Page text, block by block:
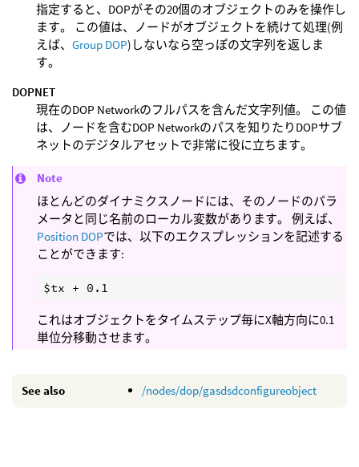
指定すると、DOPがその20個のオブジェクトのみを操作し
ます。 この値は、ノードがオブジェクトを続けて処理(例
えば、 Group DOP)しないなら空っぽの文字列を返しま
す。
DOPNET
現在のDOP Networkのフルパスを含んだ文字列値。 この値
は、ノードを含むDOP Networkのパスを知りたりDOPサブ
ネットのデジタルアセットで非常に役に立ちます。
Note
ほとんどのダイナミクスノードには、そのノードのパラ
メータと同じ名前のローカル変数があります。 例えば、
Position DOPでは、以下のエクスプレッションを記述する
ことができます:
これはオブジェクトをタイムステップ毎にX軸方向に0.1
単位分移動させます。
See also /nodes/dop/gasdsdconfigureobject